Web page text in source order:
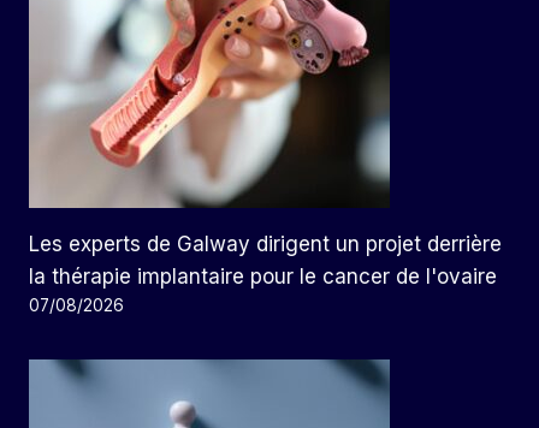
Les experts de Galway dirigent un projet derrière
la thérapie implantaire pour le cancer de l'ovaire
07/08/2026